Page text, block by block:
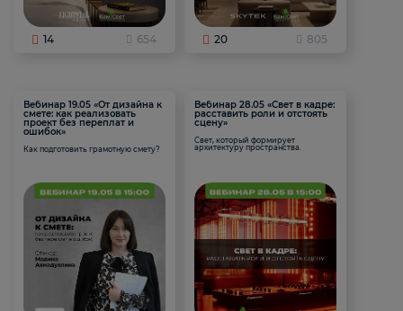
14 654 20 805
Вебинар 19.05 «От дизайна к
смете: как реализовать
проект без переплат и
ошибок»
Как подготовить грамотную смету?
Вебинар 28.05 «Свет в кадре:
расставить роли и отстоять
сцену»
Свет, который формирует
архитектуру пространства.